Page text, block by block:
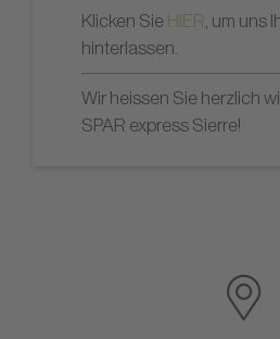
Klicken Sie HIER, um uns
hinterlassen.
Wir heissen Sie herzlich
SPAR express Sierre!